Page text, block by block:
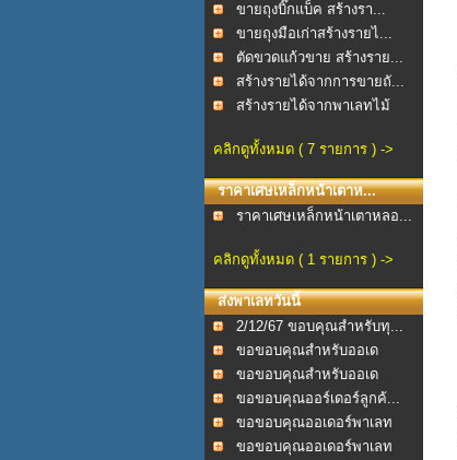
ขายถุงบิ๊กแบ็ค สร้างรา...
ขายถุงมือเก่าสร้างรายไ...
ตัดขวดแก้วขาย สร้างราย...
สร้างรายได้จากการขายถั...
สร้างรายได้จากพาเลทไม้
คลิกดูทั้งหมด ( 7 รายการ ) ->
ราคาเศษเหล็กหน้าเตาห...
ราคาเศษเหล็กหน้าเตาหลอ...
คลิกดูทั้งหมด ( 1 รายการ ) ->
ส่งพาเลทวันนี้
2/12/67 ขอบคุณสำหรับทุ...
ขอขอบคุณสำหรับออเด
อร์ช...ขอขอบคุณสำหรับออเด
อร์พ...ขอขอบคุณออร์เดอร์ลูกค้...
ขอขอบคุณออเดอร์พาเลท
2...
ขอขอบคุณออเดอร์พาเลท